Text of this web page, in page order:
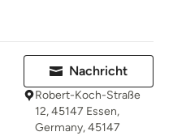
Nachricht
Robert-Koch-Straße
12, 45147 Essen,
Germany, 45147